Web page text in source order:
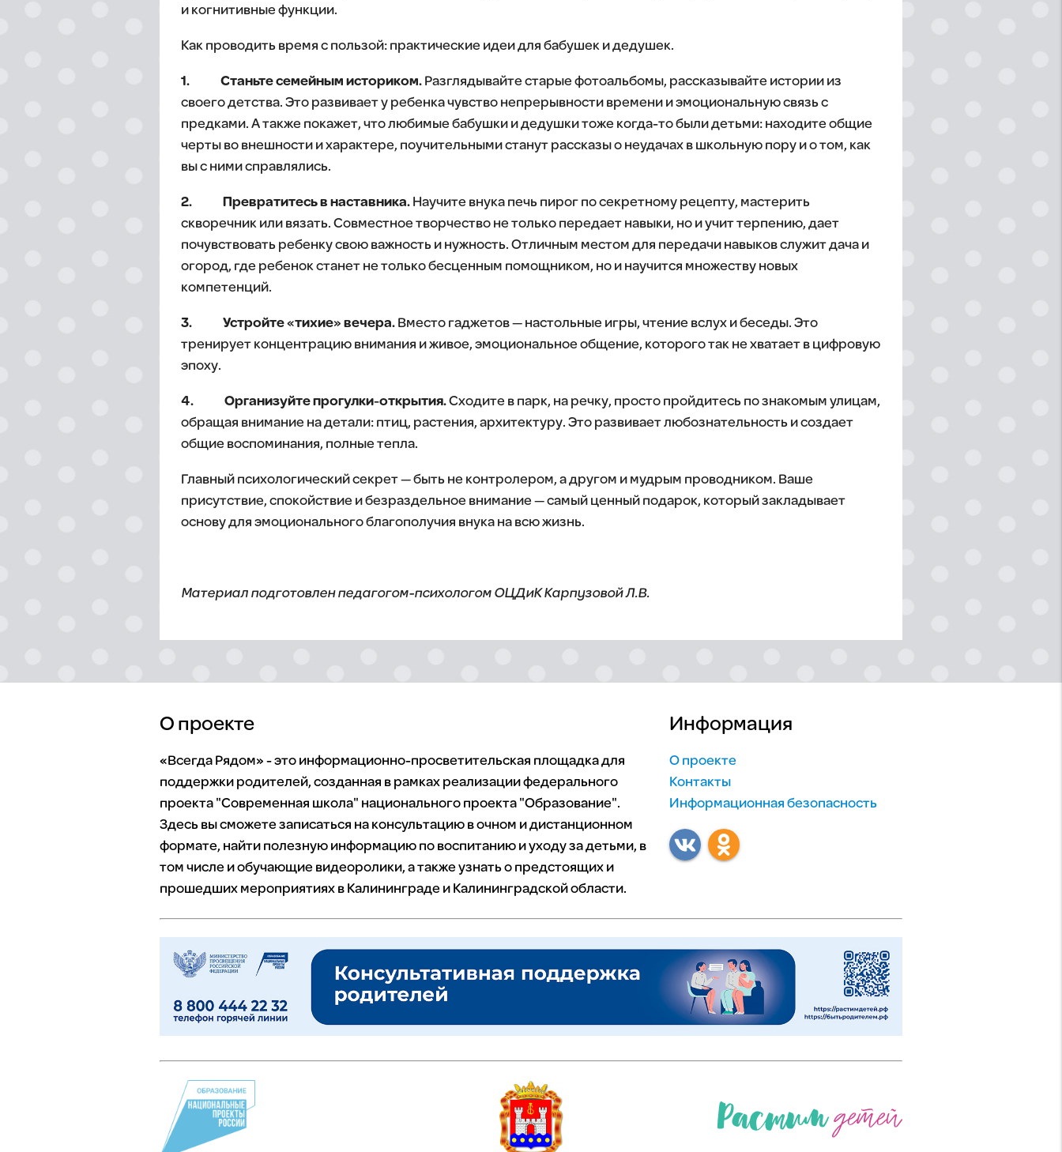
и когнитивные функции.
Как проводить время с пользой: практические идеи для бабушек и дедушек.
1. Станьте семейным историком. Разглядывайте старые фотоальбомы, рассказывайте истории из
своего детства. Это развивает у ребенка чувство непрерывности времени и эмоциональную связь с
предками. А также покажет, что любимые бабушки и дедушки тоже когда-то были детьми: находите общие
черты во внешности и характере, поучительными станут рассказы о неудачах в школьную пору и о том, как
вы с ними справлялись.
2. Превратитесь в наставника. Научите внука печь пирог по секретному рецепту, мастерить
скворечник или вязать. Совместное творчество не только передает навыки, но и учит терпению, дает
почувствовать ребенку свою важность и нужность. Отличным местом для передачи навыков служит дача и
огород, где ребенок станет не только бесценным помощником, но и научится множеству новых
компетенций.
3. Устройте «тихие» вечера. Вместо гаджетов — настольные игры, чтение вслух и беседы. Это
тренирует концентрацию внимания и живое, эмоциональное общение, которого так не хватает в цифровую
эпоху.
4. Организуйте прогулки-открытия.Сходите в парк, на речку, просто пройдитесь по знакомым улицам,
обращая внимание на детали: птиц, растения, архитектуру. Это развивает любознательность и создает
общие воспоминания, полные тепла.
Главный психологический секрет — быть не контролером, а другом и мудрым проводником. Ваше
присутствие, спокойствие и безраздельное внимание — самый ценный подарок, который закладывает
основу для эмоционального благополучия внука на всю жизнь.
Материал подготовлен педагогом-психологом ОЦДиК Карпузовой Л.В.
О проекте
«Всегда Рядом» - это информационно-просветительская площадка для
поддержки родителей, созданная в рамках реализации федерального
проекта "Современная школа" национального проекта "Образование".
Здесь вы сможете записаться на консультацию в очном и дистанционном
формате, найти полезную информацию по воспитанию и уходу за детьми, в
том числе и обучающие видеоролики, а также узнать о предстоящих и
прошедших мероприятиях в Калининграде и Калининградской области.
Информация
О проекте
Контакты
Информационная безопасность